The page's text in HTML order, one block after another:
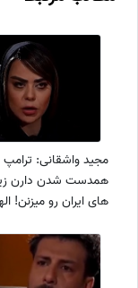
مجید واشقانی:
همدست شدن دارن
های ایران رو میزنن!